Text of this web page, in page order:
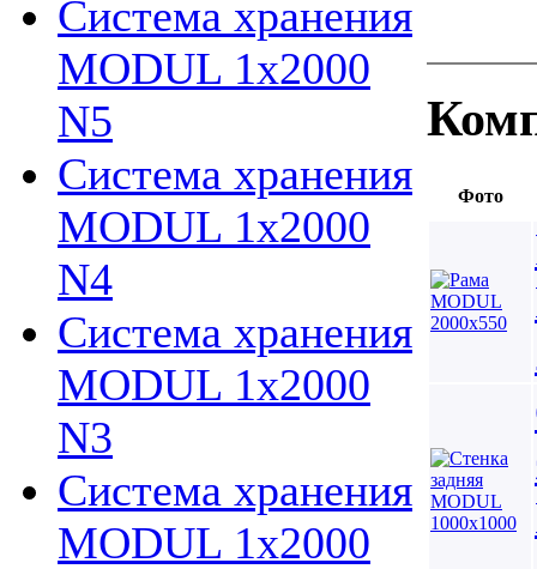
Система хранения
MODUL 1х2000
N5
Система хранения
MODUL 1х2000
N4
Система хранения
MODUL 1х2000
N3
Система хранения
MODUL 1х2000
Фото